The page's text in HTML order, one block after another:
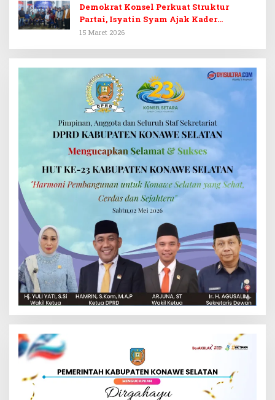
Demokrat Konsel Perkuat Struktur
Partai, Isyatin Syam Ajak Kader
Kembalikan Kejayaan
15 Maret 2026